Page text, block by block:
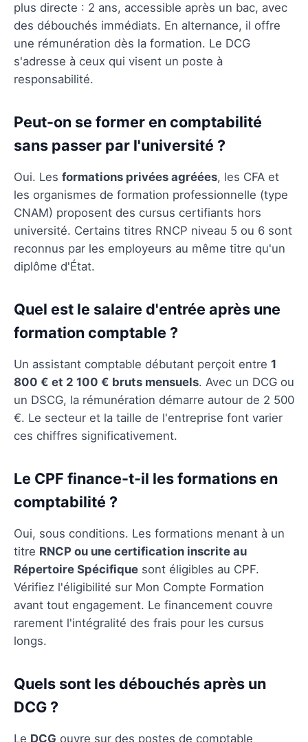
plus directe : 2 ans, accessible après un bac, avec
des débouchés immédiats. En alternance, il offre
une rémunération dès la formation. Le DCG
s'adresse à ceux qui visent un poste à
responsabilité.
Peut-on se former en comptabilité
sans passer par l'université ?
Oui. Les formations privées agréées, les CFA et
les organismes de formation professionnelle (type
CNAM) proposent des cursus certifiants hors
université. Certains titres RNCP niveau 5 ou 6 sont
reconnus par les employeurs au même titre qu'un
diplôme d'État.
Quel est le salaire d'entrée après une
formation comptable ?
Un assistant comptable débutant perçoit entre 1
800 € et 2 100 € bruts mensuels. Avec un DCG ou
un DSCG, la rémunération démarre autour de 2 500
€. Le secteur et la taille de l'entreprise font varier
ces chiffres significativement.
Le CPF finance-t-il les formations en
comptabilité ?
Oui, sous conditions. Les formations menant à un
titre RNCP ou une certification inscrite au
Répertoire Spécifique sont éligibles au CPF.
Vérifiez l'éligibilité sur Mon Compte Formation
avant tout engagement. Le financement couvre
rarement l'intégralité des frais pour les cursus
longs.
Quels sont les débouchés après un
DCG ?
Le DCG ouvre sur des postes de comptable